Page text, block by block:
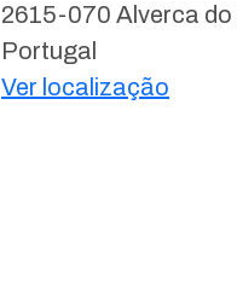
2615-070 Alverca do
Portugal
Ver localização